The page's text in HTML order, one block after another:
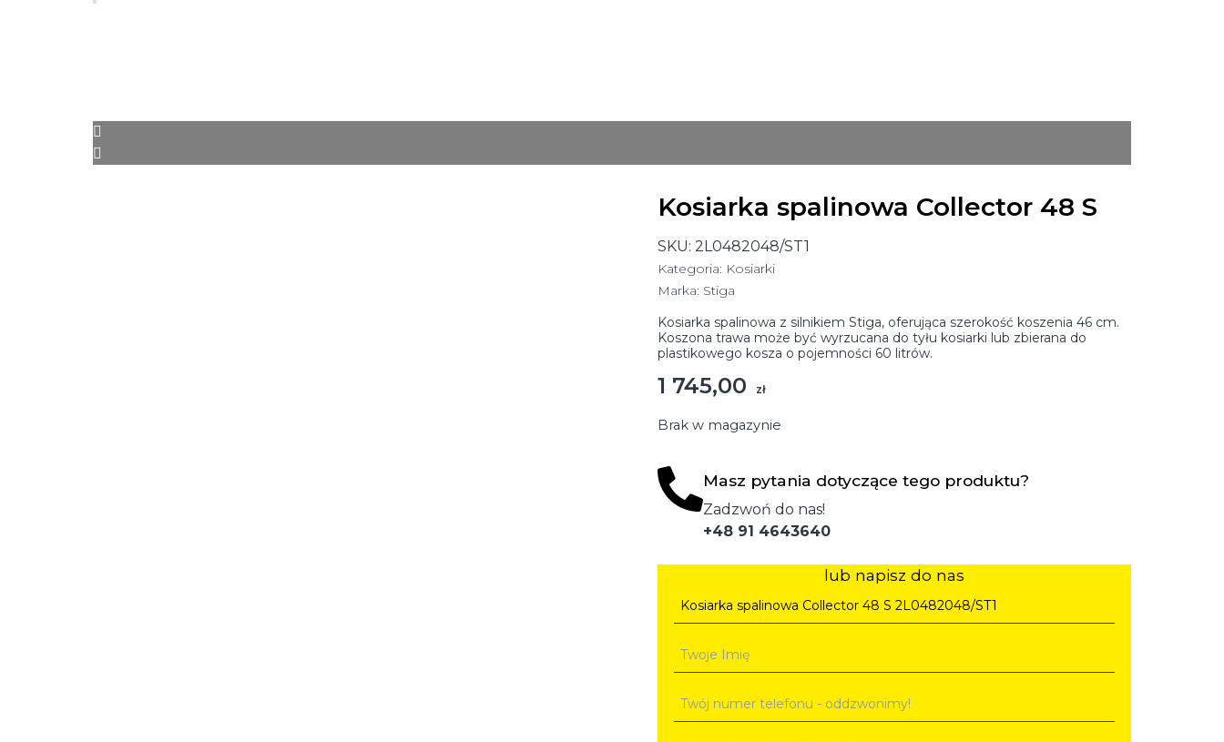
Kosiarka spalinowa Collector 48 S
SKU: 2L0482048/ST1
Kategoria: Kosiarki
Marka: Stiga
Kosiarka spalinowa z silnikiem Stiga, oferująca szerokość koszenia 46 cm.
Koszona trawa może być wyrzucana do tyłu kosiarki lub zbierana do
plastikowego kosza o pojemności 60 litrów.
1 745,00 zł
Brak w magazynie
Masz pytania dotyczące tego produktu?
Zadzwoń do nas!
+48 91 4643640
lub napisz do nas